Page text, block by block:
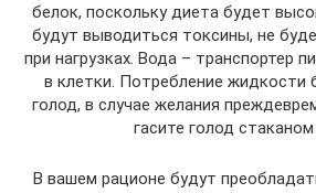
белок, поскольку диета будет
будут выводиться токсины, не
при нагрузках. Вода – транспортер
в клетки. Потребление жидкости
голод, в случае желания
гасите голод
В вашем рационе будут